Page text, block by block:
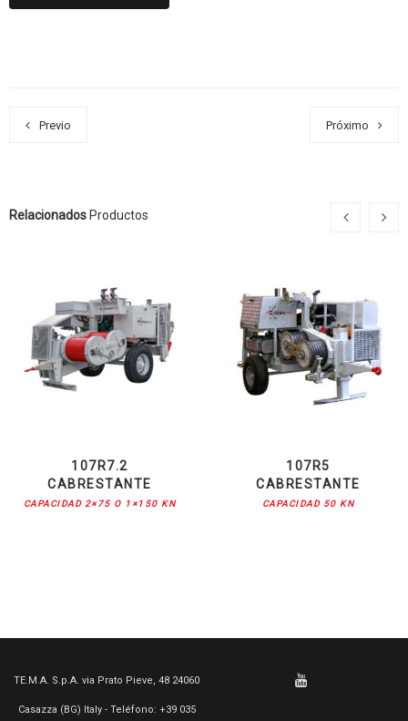
Previo Próximo
Relacionados Productos
107R7.2
CABRESTANTE
CAPACIDAD 2×75 O 1×150 KN
107R5
CABRESTANTE
CAPACIDAD 50 KN
TE.M.A. S.p.A. via Prato Pieve, 48 24060
Casazza (BG) Italy - Teléfono: +39 035